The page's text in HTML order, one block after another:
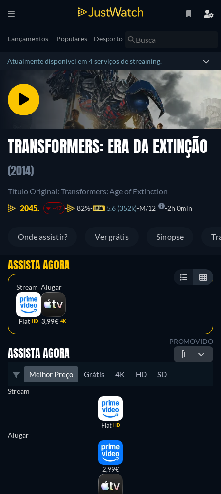
Lançamentos Populares Desporto
Atualmente disponível em 4 serviços de streaming.
TRANSFORMERS: ERA DA EXTINÇÃO
(2014)
Título Original: Transformers: Age of Extinction
2045.
-47 82% 5.6 (352k) M/12 2h 0min
Onde assistir? Ver grátis Sinopse
ASSISTA AGORA
Stream
Flat HD
Alugar
3,99€ 4K
PROMOVIDO
ASSISTA AGORA 🇵🇹
Melhor Preço Grátis 4K HD SD
Stream
Flat HD
Alugar
2,99€